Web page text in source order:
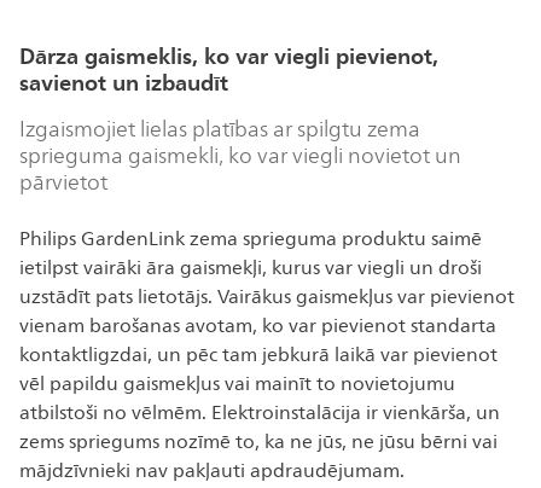
Dārza gaismeklis, ko var viegli pievienot,
savienot un izbaudīt
Izgaismojiet lielas platības ar spilgtu zema
sprieguma gaismekli, ko var viegli novietot un
pārvietot
Philips GardenLink zema sprieguma produktu saimē
ietilpst vairāki āra gaismekļi, kurus var viegli un droši
uzstādīt pats lietotājs. Vairākus gaismekļus var pievienot
vienam barošanas avotam, ko var pievienot standarta
kontaktligzdai, un pēc tam jebkurā laikā var pievienot
vēl papildu gaismekļus vai mainīt to novietojumu
atbilstoši no vēlmēm. Elektroinstalācija ir vienkārša, un
zems spriegums nozīmē to, ka ne jūs, ne jūsu bērni vai
mājdzīvnieki nav pakļauti apdraudējumam.